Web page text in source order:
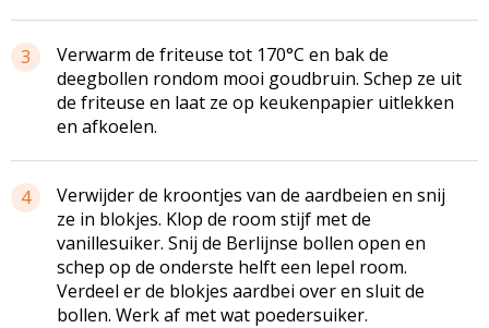
3
Verwarm de friteuse tot 170°C en bak de
deegbollen rondom mooi goudbruin. Schep ze uit
de friteuse en laat ze op keukenpapier uitlekken
en afkoelen.
4
Verwijder de kroontjes van de aardbeien en snij
ze in blokjes. Klop de room stijf met de
vanillesuiker. Snij de Berlijnse bollen open en
schep op de onderste helft een lepel room.
Verdeel er de blokjes aardbei over en sluit de
bollen. Werk af met wat poedersuiker.